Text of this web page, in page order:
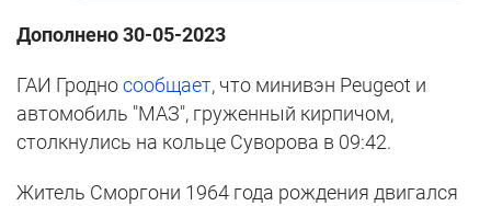
Дополнено 30-05-2023
ГАИ Гродносообщает, что минивэн Peugeot и
автомобиль "МАЗ", груженный кирпичом,
столкнулись на кольце Суворова в 09:42.
Житель Сморгони 1964 года рождения двигался